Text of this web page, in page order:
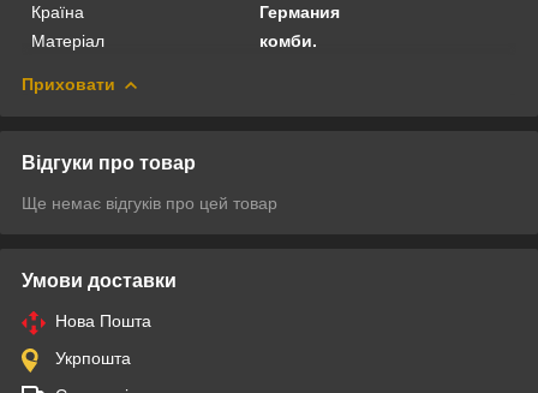
Країна
Германия
Матеріал
комби.
Приховати
Відгуки про товар
Ще немає відгуків про цей товар
Умови доставки
Нова Пошта
Укрпошта